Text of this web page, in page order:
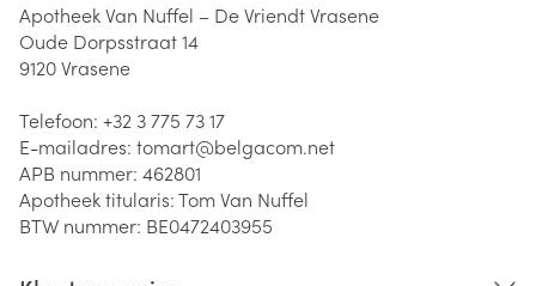
Apotheek Van Nuffel – De Vriendt Vrasene
Oude Dorpsstraat 14
9120Vrasene
Telefoon: +32 3 775 73 17
E-mailadres: tomart@belgacom.net
APB nummer: 462801
Apotheek titularis:Tom Van Nuffel
BTW nummer: BE0472403955